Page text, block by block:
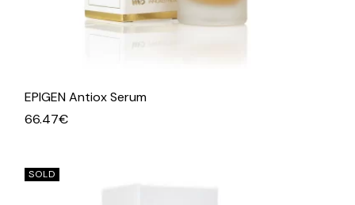
EPIGEN Antiox Serum
66.47€
SOLD